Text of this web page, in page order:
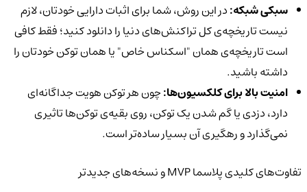
سبکی شبکه:در این روش، شما برای اثبات دارایی خودتان، لازم
نیست تاریخچه‌ی کل تراکنش‌های دنیا را دانلود کنید؛ فقط کافی
است تاریخچه‌ی همان "اسکناس خاص" یا همان توکن خودتان را
داشته باشید.
امنیت بالا برای کلکسیون‌ها:چون هر توکن هویت جداگانه‌ای
دارد، دزدی یا گم شدن یک توکن، روی بقیه‌ی توکن‌ها تاثیری
نمی‌گذارد و رهگیری آن بسیار ساده‌تر است.
تفاوت‌های کلیدی پلاسما MVP و نسخه‌های جدیدتر